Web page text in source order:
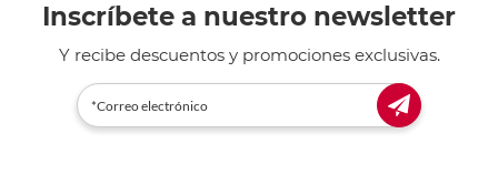
Inscríbete a nuestro newsletter
Y recibe descuentos y promociones exclusivas.